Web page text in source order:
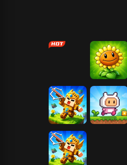
僵尸危机 火柴人神射手
求生日记
植物大战僵尸
2
生存星球